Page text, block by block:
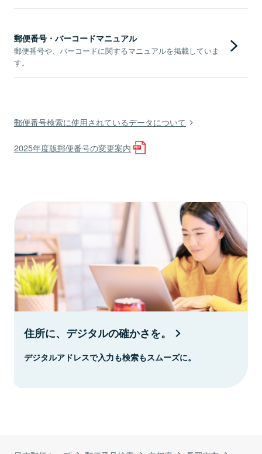
郵便番号・バーコードマニュアル
郵便番号や、バーコードに関するマニュアルを掲載していま
す。
郵便番号検索に使用されているデータについて
2025年度版郵便番号の変更案内
住所に、デジタルの確かさを。
デジタルアドレスで入力も検索もスムーズに。